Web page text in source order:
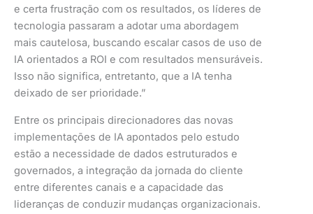
e certa frustração com os resultados, os líderes de
tecnologia passaram a adotar uma abordagem
mais cautelosa, buscando escalar casos de uso de
IA orientados a ROI e com resultados mensuráveis.
Isso não significa, entretanto, que a IA tenha
deixado de ser prioridade.”
Entre os principais direcionadores das novas
implementações de IA apontados pelo estudo
estão a necessidade de dados estruturados e
governados, a integração da jornada do cliente
entre diferentes canais e a capacidade das
lideranças de conduzir mudanças organizacionais.